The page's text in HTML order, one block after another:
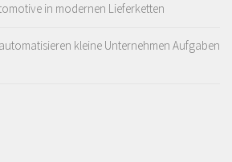
in modernen Lieferketten
kleine Unternehmen Aufgaben